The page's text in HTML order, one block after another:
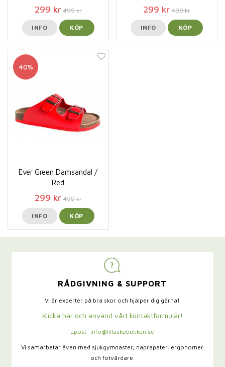
299 kr 499 kr
INFO KÖP
299 kr 499 kr
INFO KÖP
40%
Ever Green Damsandal /
Red
299 kr 499 kr
INFO KÖP
RÅDGIVNING & SUPPORT
Vi är experter på bra skor och hjälper dig gärna!
Klicka här och använd vårt kontaktformulär!
Epost: info@lillaskobutiken.se
Vi samarbetar även med sjukgymnaster, naprapater, ergonomer
och fotvårdare.